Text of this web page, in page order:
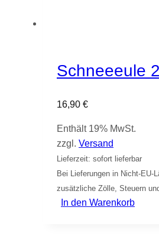
Schneeeule
16,90 €
Enthält 19% MwSt.
zzgl. Versand
Lieferzeit: sofort lieferbar
Bei Lieferungen in Nicht-EU-
zusätzliche Zölle, Steuern
In den Warenkorb